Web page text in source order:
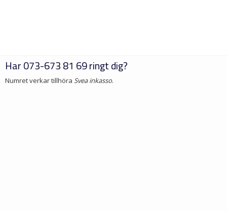
Har073-673 81 69ringt dig?
Numret verkar tillhöra Svea inkasso.